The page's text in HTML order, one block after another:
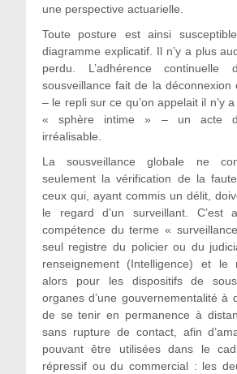
une perspective actuarielle.
Toute posture est ainsi
diagramme explicatif. Il n’y a plus
perdu. L’adhérence continuelle
sousveillance fait de la déconnexion
– le repli sur ce qu’on appelait il n’y
« sphère intime » – un acte
irréalisable.
La sousveillance globale ne
seulement la vérification de la
ceux qui, ayant commis un délit,
le regard d’un surveillant. C’est
compétence du terme «
seul registre du policier ou du
renseignement (Intelligence) et le
alors pour les dispositifs de
organes d’une gouvernementalité à
de se tenir en permanence à
sans rupture de contact, afin
pouvant être utilisées dans le
répressif ou du commercial : les